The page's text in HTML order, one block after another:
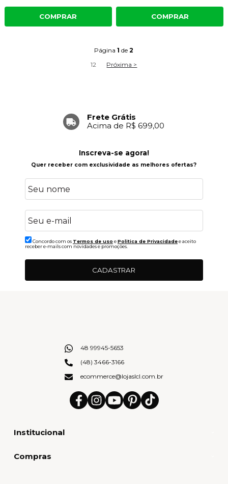
COMPRAR COMPRAR
Página1 de2
12 Próxima >
Frete Grátis
Acima de R$ 699,00
Inscreva-se agora!
Quer receber com exclusividade as melhores ofertas?
Concordo com os Termos de uso ePolitica de Privacidadee aceito
receber e-mails com novidades e promoções.
CADASTRAR
Institucional
Compras
48 99945-5653
(48) 3466-3166
ecommerce@lojaslcl.com.br